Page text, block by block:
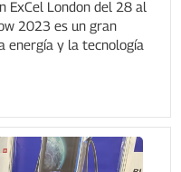
ExCel London del 28 al
2023 es un gran
energía y la tecnología